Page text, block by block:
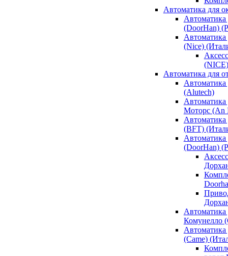
Автоматика для
Автоматика
(DoorHan)
Автоматика
(Nice)
(NICE)
Автоматика для
(Alutech)
Моторс (An
(BFT)
Автоматика
(DoorHan)
Автоматика
Комунелло
(Came)